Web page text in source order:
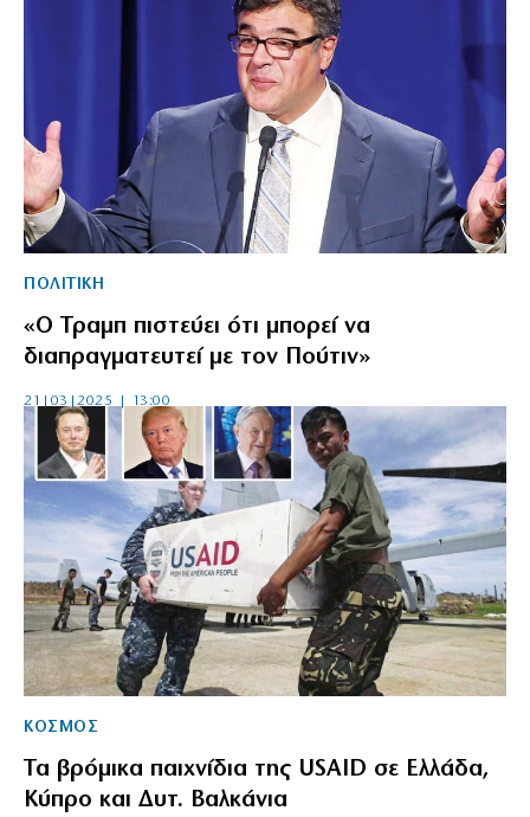
ΠΟΛΙΤΙΚΗ
«Ο Τραμπ πιστεύει ότι μπορεί να
διαπραγματευτεί με τον Πούτιν»
21|03|2025 | 13:00
ΚΟΣΜΟΣ
Τα βρόμικα παιχνίδια της USAID σε Ελλάδα,
Κύπρο και Δυτ. Βαλκάνια